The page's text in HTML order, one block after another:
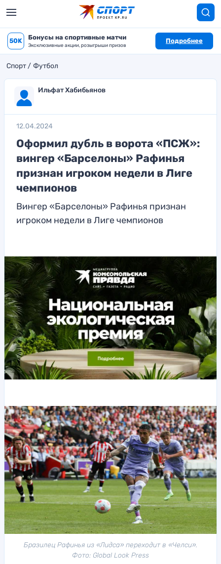
50K Бонусы на спортивные матчи
Эксклюзивные акции, розыгрыши призов
Подробнее
Спорт Футбол
Ильфат Хабибьянов
12.04.2024
Оформил дубль в ворота «ПСЖ»:
вингер «Барселоны» Рафинья
признан игроком недели в Лиге
чемпионов
Вингер «Барселоны» Рафинья признан
игроком недели в Лиге чемпионов
Бразилец Рафинья из «Лидса» переходит в «Челси».
Фото: Global Look Press